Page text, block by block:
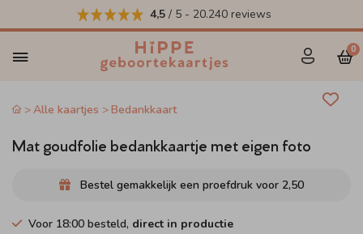
4,5 / 5 - 20.240 reviews
0
Alle kaartjes Bedankkaart
Mat goudfolie bedankkaartje met eigen foto
Bestel gemakkelijk een proefdruk voor 2,50
Voor 18:00 besteld, direct in productie